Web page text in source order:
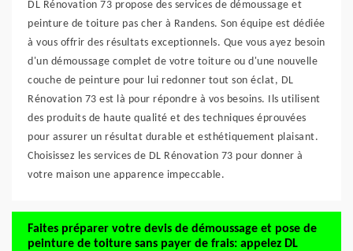
DL Rénovation 73 propose des services de démoussage et
peinture de toiture pas cher à Randens. Son équipe est dédiée
à vous offrir des résultats exceptionnels. Que vous ayez besoin
d'un démoussage complet de votre toiture ou d'une nouvelle
couche de peinture pour lui redonner tout son éclat, DL
Rénovation 73 est là pour répondre à vos besoins. Ils utilisent
des produits de haute qualité et des techniques éprouvées
pour assurer un résultat durable et esthétiquement plaisant.
Choisissez les services de DL Rénovation 73 pour donner à
votre maison une apparence impeccable.
Faites préparer votre devis de démoussage et pose de
peinture de toiture sans payer de frais: appelez DL